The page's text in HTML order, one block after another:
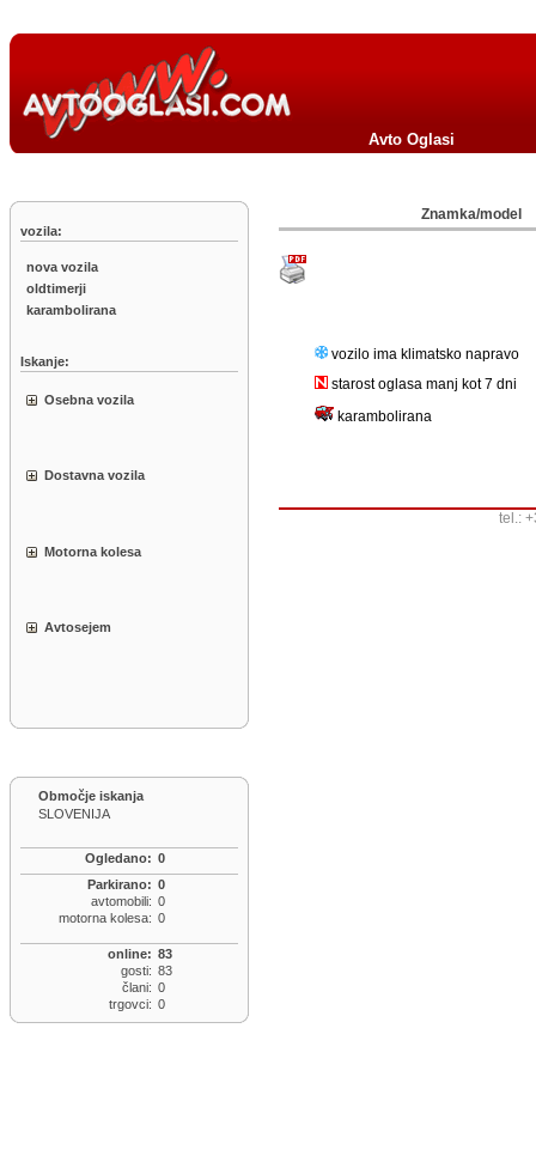
Avto Oglasi
vozila:
nova vozila
oldtimerji
karambolirana
Iskanje:
Osebna vozila
Dostavna vozila
Motorna kolesa
Avtosejem
Območje iskanja
SLOVENIJA
Ogledano: 0
Parkirano: 0
avtomobili: 0
motorna kolesa: 0
online: 83
gosti: 83
člani: 0
trgovci: 0
Znamka/model
vozilo ima klimatsko napravo
starost oglasa manj kot 7 dni
karambolirana
tel.: